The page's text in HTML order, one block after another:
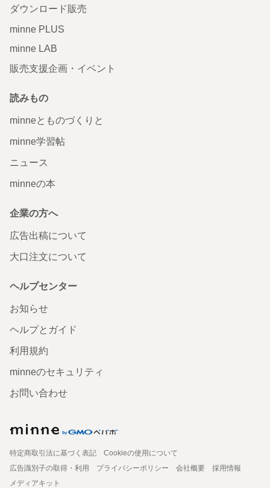
ダウンロード販売
minne PLUS
minne LAB
販売支援企画・イベント
読みもの
minneとものづくりと
minne学習帖
ニュース
minneの本
企業の方へ
広告出稿について
大口注文について
ヘルプセンター
お知らせ
ヘルプとガイド
利用規約
minneのセキュリティ
お問い合わせ
特定商取引法に基づく表記
Cookieの使用について
広告識別子の取得・利用
プライバシーポリシー 会社概要
採用情報
メディアキット